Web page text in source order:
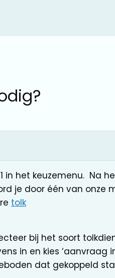
in het keuzemenu. Na
je door één van onze
tolk
bij het soort
in en kies ‘aanvraag
dat gekoppeld